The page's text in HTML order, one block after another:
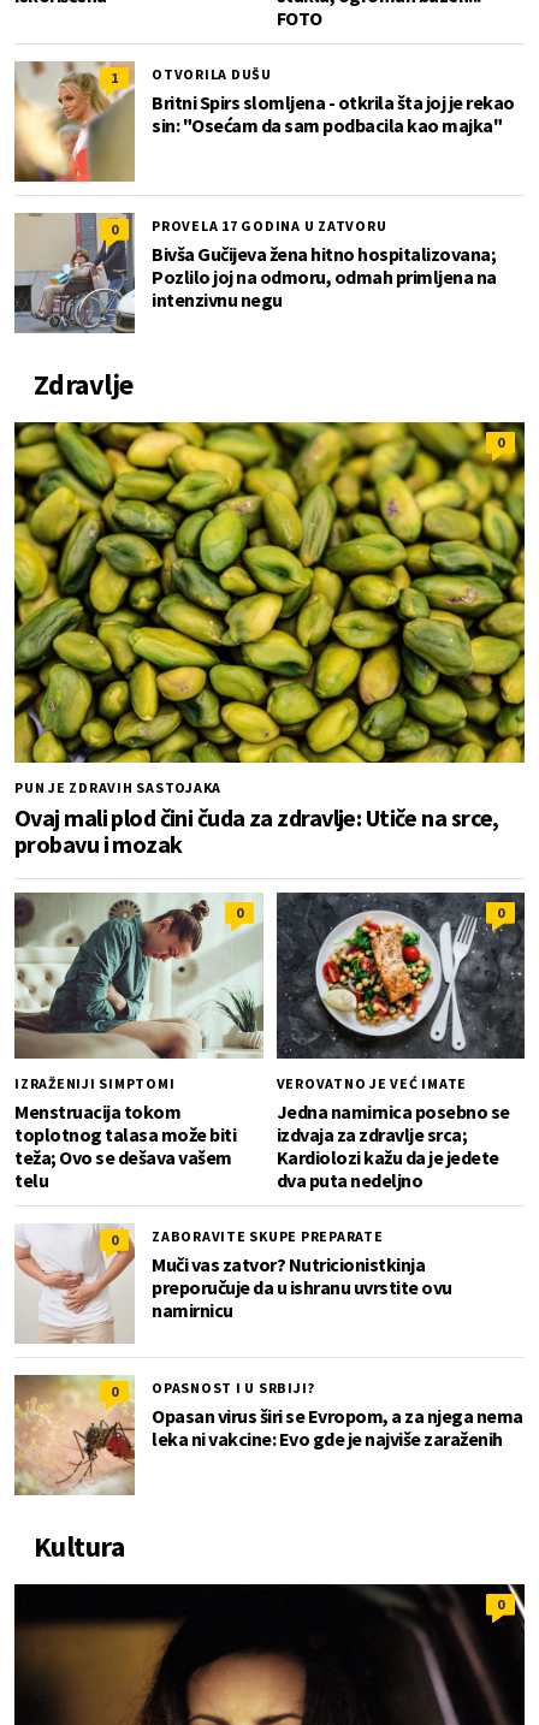
FOTO
1 OTVORILA DUŠU
Britni Spirs slomljena - otkrila šta joj je rekao
sin: "Osećam da sam podbacila kao majka"
0 PROVELA 17 GODINA U ZATVORU
Bivša Gučijeva žena hitno hospitalizovana;
Pozlilo joj na odmoru, odmah primljena na
intenzivnu negu
Zdravlje
0
PUN JE ZDRAVIH SASTOJAKA
Ovaj mali plod čini čuda za zdravlje: Utiče na srce,
probavu i mozak
0
IZRAŽENIJI SIMPTOMI
Menstruacija tokom
toplotnog talasa može biti
teža; Ovo se dešava vašem
telu
0
VEROVATNO JE VEĆ IMATE
Jedna namirnica posebno se
izdvaja za zdravlje srca;
Kardiolozi kažu da je jedete
dva puta nedeljno
0 ZABORAVITE SKUPE PREPARATE
Muči vas zatvor? Nutricionistkinja
preporučuje da u ishranu uvrstite ovu
namirnicu
0 OPASNOST I U SRBIJI?
Opasan virus širi se Evropom, a za njega nema
leka ni vakcine: Evo gde je najviše zaraženih
Kultura
0